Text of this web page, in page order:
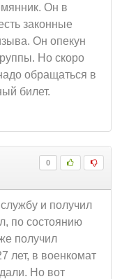
Он в
законные
Он опекун
Но скоро
обращаться в
билет.
0
и получил
по состоянию
получил
лет, в военкомат
Но вот